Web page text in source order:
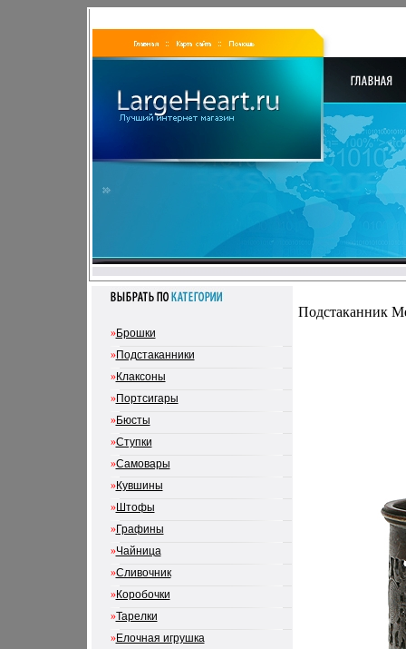
»Брошки
»Подстаканники
»Клаксоны
»Портсигары
»Бюсты
»Ступки
»Самовары
»Кувшины
»Штофы
»Графины
»Чайница
»Сливочник
»Коробочки
»Тарелки
»Елочная игрушка
Подстаканник